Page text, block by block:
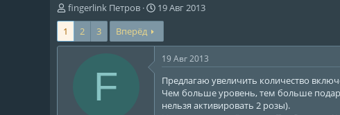
А
в
о
fingerlink Петров
Д
а
а
19 Авг 2013
1
2 3 Вперёд
F
19 Авг 2013
Предлагаю увеличить количество
Чем больше уровень, тем больше
нельзя активировать 2 розы).